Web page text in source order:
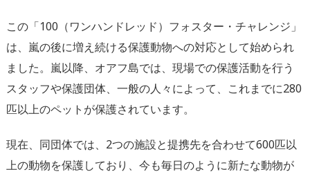
この「100（ワンハンドレッド）フォスター・チャレンジ」
は、嵐の後に増え続ける保護動物への対応として始められ
ました。嵐以降、オアフ島では、現場での保護活動を行う
スタッフや保護団体、一般の人々によって、これまでに280
匹以上のペットが保護されています。
現在、同団体では、2つの施設と提携先を合わせて600匹以
上の動物を保護しており、今も毎日のように新たな動物が